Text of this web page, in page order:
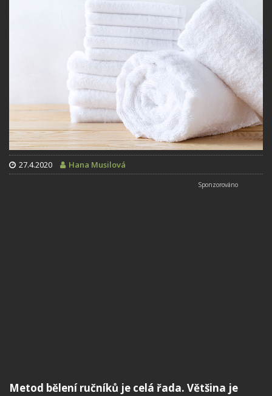
27.4.2020 Hana Musilová
Metod bělení ručníků je celá řada. Většina je